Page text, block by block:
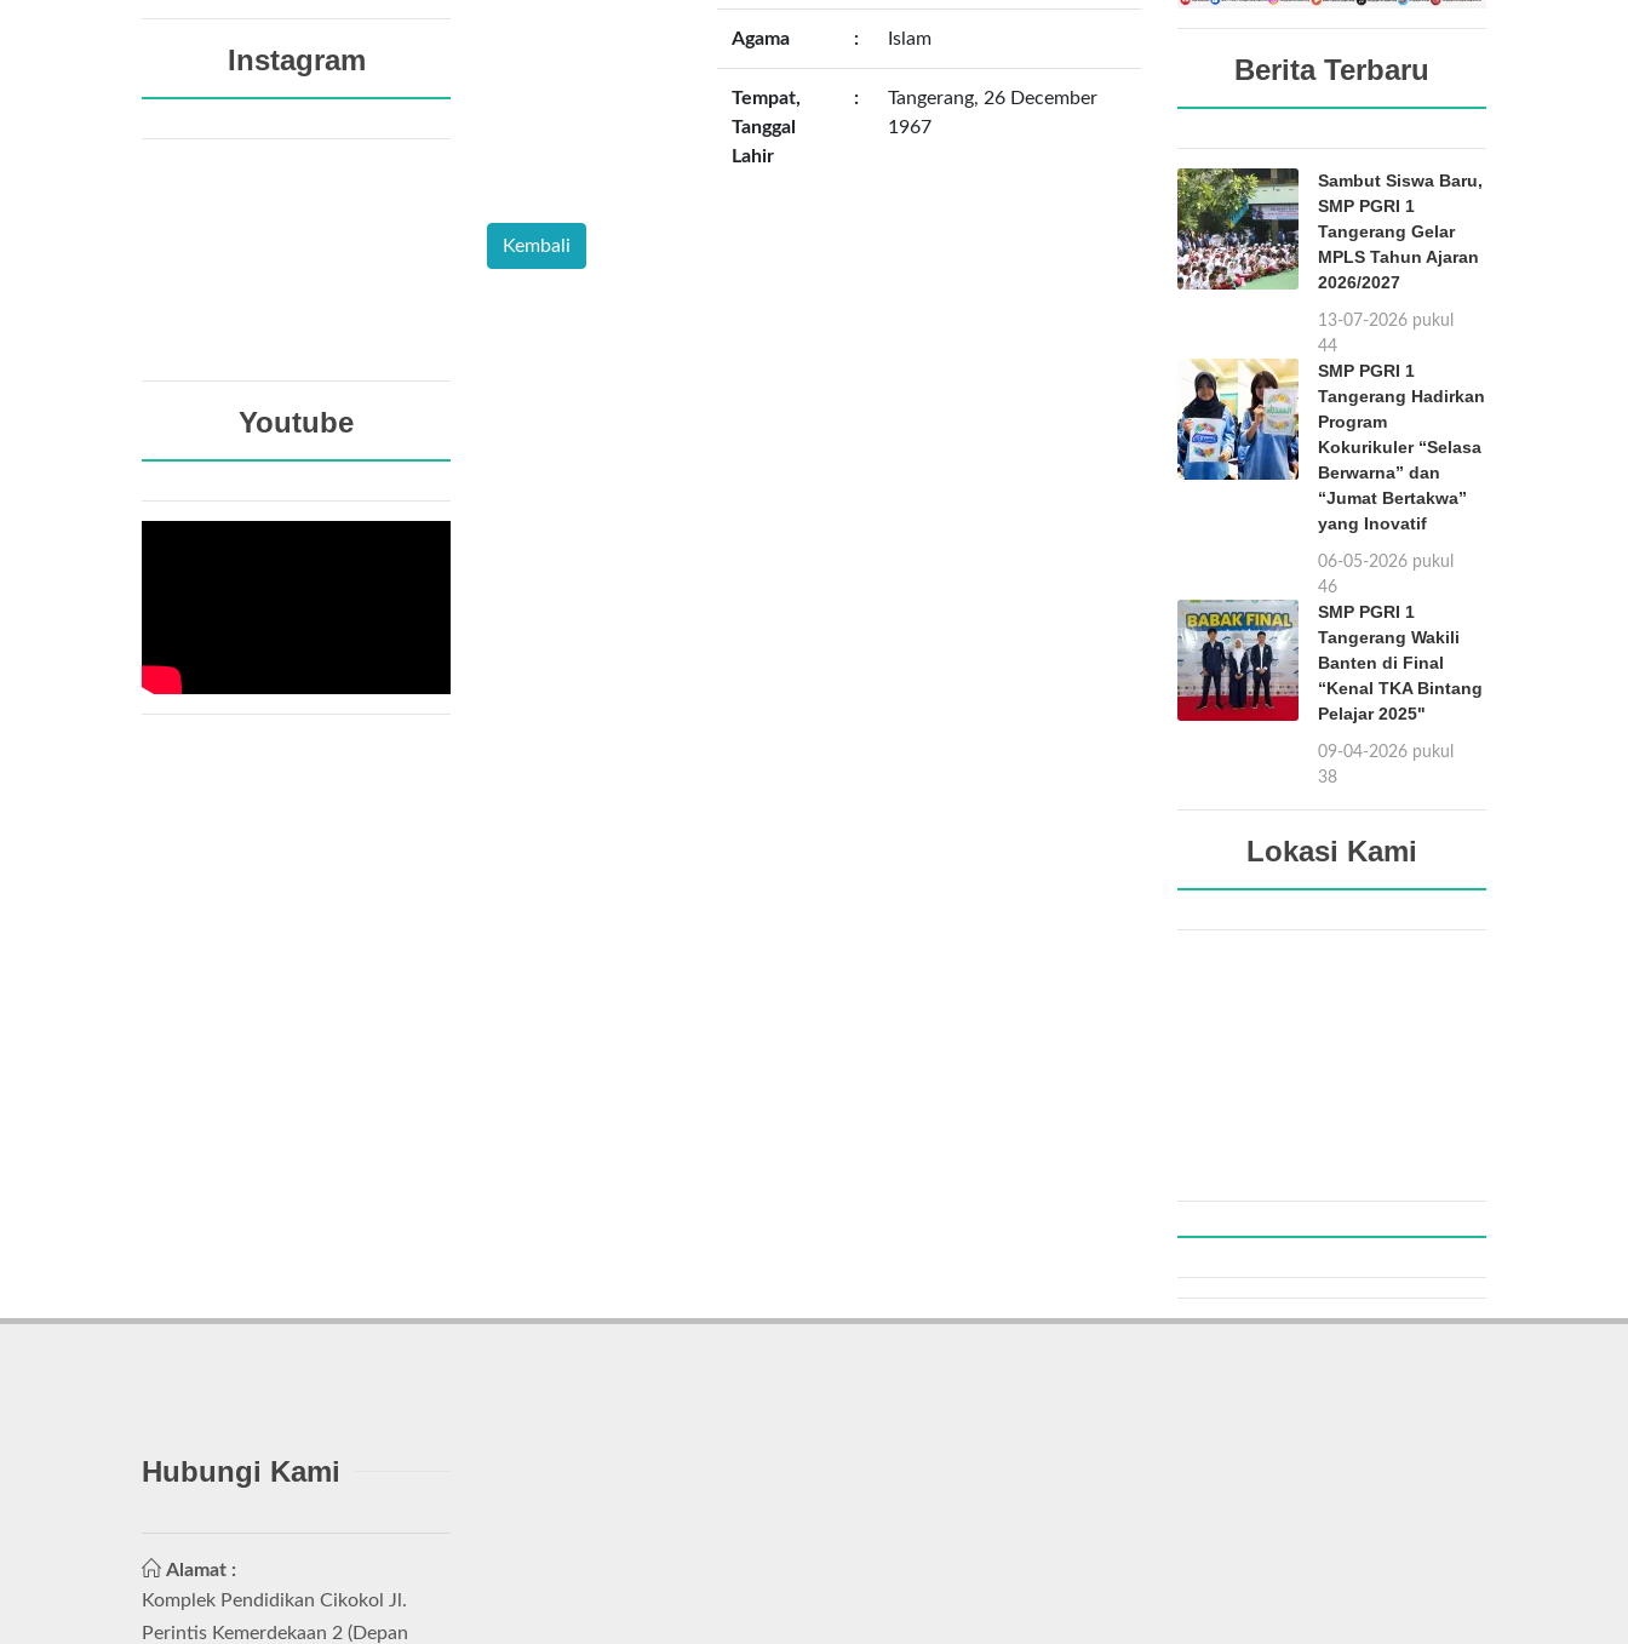
Instagram
Youtube
Agama : Islam
Tempat,
Tanggal
Lahir
:
Tangerang, 26 December
1967
Berita Terbaru
Sambut Siswa Baru,
SMP PGRI 1
Tangerang Gelar
MPLS Tahun Ajaran
2026/2027
13-07-2026 pukul
11:44
SMP PGRI 1
Tangerang Hadirkan
Program
Kokurikuler “Selasa
Berwarna” dan
“Jumat Bertakwa”
yang Inovatif
06-05-2026 pukul
11:46
SMP PGRI 1
Tangerang Wakili
Banten di Final
“Kenal TKA Bintang
Pelajar 2025"
09-04-2026 pukul
15:38
Lokasi Kami
Hubungi Kami
Alamat :
Komplek Pendidikan Cikokol Jl.
Perintis Kemerdekaan 2 (Depan